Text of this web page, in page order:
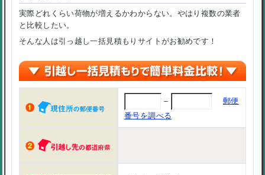
実際どれくらい荷物が増えるかわからない。やはり複数の業者
と比較したい。
そんな人は引っ越し一括見積もりサイトがお勧めです！
–
郵便
番号を調べる